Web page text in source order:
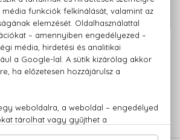
Ideal Eau De Toilette
tól
14 napos visszaküldési garanciával
Hívd ügyfélszolgálatunkat: